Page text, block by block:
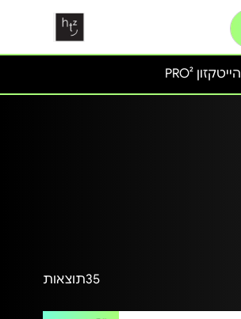
הייטקזון PRO²
35תוצאות